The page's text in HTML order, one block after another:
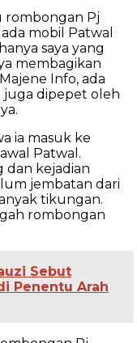
rombongan Pj
mobil Patwal
saya yang
membagikan
Info, ada
dipepet oleh
ia masuk ke
Patwal.
dan kejadian
jembatan dari
tikungan.
rombongan
Sebut
Penentu Arah